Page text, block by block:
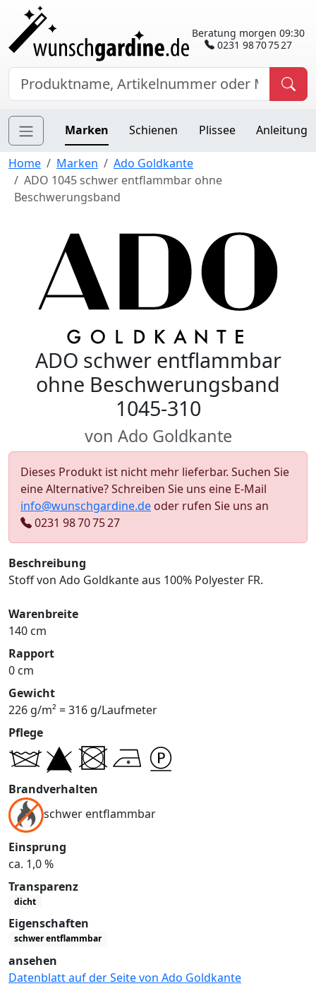
Beratung morgen 09:30
0231 98 70 75 27
Marken Schienen Plissee Anleitung
Home Marken
Ado Goldkante
ADO 1045 schwer entflammbar ohne
Beschwerungsband
ADO schwer entflammbar
ohne Beschwerungsband
1045-310
von Ado Goldkante
Dieses Produkt ist nicht mehr lieferbar. Suchen Sie
eine Alternative? Schreiben Sie uns eine E-Mail
info@wunschgardine.de oder rufen Sie uns an
0231 98 70 75 27
Beschreibung
Stoff von Ado Goldkante aus 100% Polyester FR.
Warenbreite
140 cm
Rapport
0 cm
Gewicht
226 g/m² = 316 g/Laufmeter
Pflege
Brandverhalten
schwer entflammbar
Einsprung
ca. 1,0 %
Transparenz
dicht
Eigenschaften
schwer entflammbar
ansehen
Datenblatt auf der Seite von Ado Goldkante